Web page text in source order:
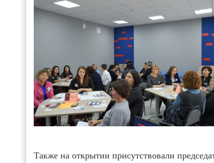
Также на открытии присутствовали